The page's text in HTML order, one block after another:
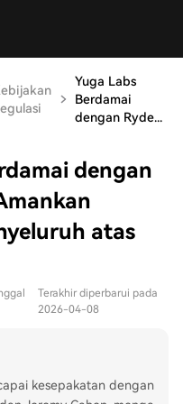
Yuga Labs
Berdamai
dengan Ryde...
dengan
atas
Terakhir diperbarui pada
2026-04-08
kesepakatan dengan